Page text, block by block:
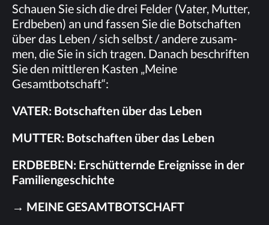
Schau­en Sie sich die drei Fel­der (Va­ter, Mut­ter,
Erd­be­ben) an und fas­sen Sie die Bot­schaf­ten
über das Le­ben / sich selbst / an­de­re zu­sam­
men, die Sie in sich tra­gen. Da­nach be­schrif­ten
Sie den mitt­le­ren Kas­ten „Mei­ne
Gesamtbotschaft“:
VA­TER: Bot­schaf­ten über das Leben
MUT­TER: Bot­schaf­ten über das Leben
ERD­BE­BEN: Er­schüt­tern­de Er­eig­nis­se in der
Familiengeschichte
→ MEI­NE GESAMTBOTSCHAFT